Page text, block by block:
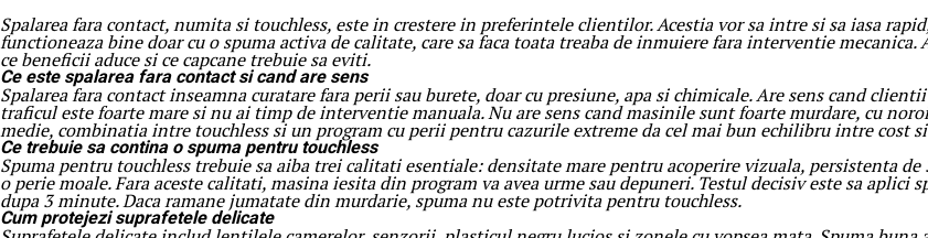
Spalarea fara contact, numita si touchless, este in crestere in preferintele clientilor. Acestia vor sa intre si sa iasa
functioneaza bine doar cu o spuma activa de calitate, care sa faca toata treaba de inmuiere fara interventie
ce beneficii aduce si ce capcane trebuie sa eviti.
Ce este spalarea fara contact si cand are sens
Spalarea fara contact inseamna curatare fara perii sau burete, doar cu presiune, apa si chimicale. Are sens cand
traficul este foarte mare si nu ai timp de interventie manuala. Nu are sens cand masinile sunt foarte murdare, cu
medie, combinatia intre touchless si un program cu perii pentru cazurile extreme da cel mai bun echilibru intre cost
Ce trebuie sa contina o spuma pentru touchless
Spuma pentru touchless trebuie sa aiba trei calitati esentiale: densitate mare pentru acoperire vizuala, persistenta
o perie moale. Fara aceste calitati, masina iesita din program va avea urme sau depuneri. Testul decisiv este sa aplici
dupa 3 minute. Daca ramane jumatate din murdarie, spuma nu este potrivita pentru touchless.
Cum protejezi suprafetele delicate